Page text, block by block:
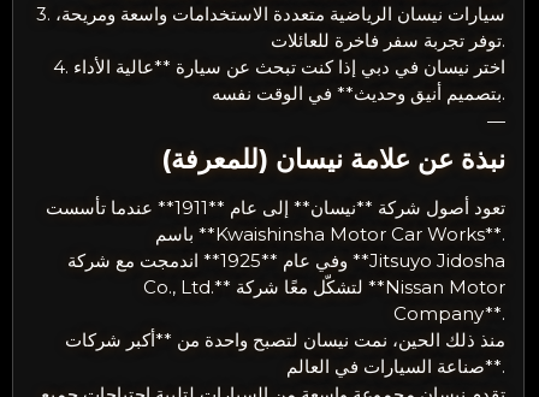
3. سيارات نيسان الرياضية متعددة الاستخدامات واسعة ومريحة،
توفر تجربة سفر فاخرة للعائلات.
4. اختر نيسان في دبي إذا كنت تبحث عن سيارة **عالية الأداء
بتصميم أنيق وحديث** في الوقت نفسه.
—
نبذة عن علامة نيسان (للمعرفة)
تعود أصول شركة **نيسان** إلى عام **1911** عندما تأسست
باسم **Kwaishinsha Motor Car Works**.
وفي عام **1925** اندمجت مع شركة **Jitsuyo Jidosha
Co., Ltd.** لتشكّل معًا شركة **Nissan Motor
Company**.
منذ ذلك الحين، نمت نيسان لتصبح واحدة من **أكبر شركات
صناعة السيارات في العالم**.